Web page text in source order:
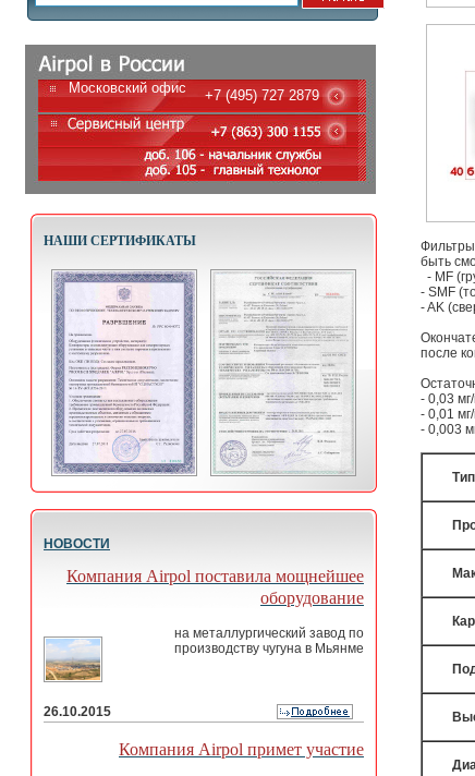
Московский офис +7 (495) 727 2879
НАШИ СЕРТИФИКАТЫ
НОВОСТИ
Компания Airpol поставила мощнейшее
оборудование
на металлургический завод по
производству чугуна в Мьянме
26.10.2015
Компания Airpol примет участие
быть
- MF
- SMF
- AK
после
- 0,03
- 0,01
- 0,003